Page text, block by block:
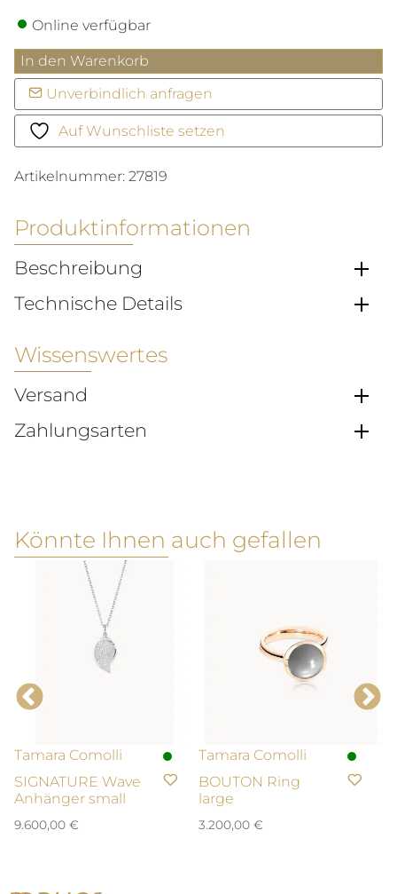
Online verfügbar
Belcher
Kette
Menge
In den Warenkorb
Unverbindlich anfragen
Auf Wunschliste setzen
Artikelnummer: 27819
Produktinformationen
Beschreibung
Technische Details
Wissenswertes
Versand
Zahlungsarten
Könnte Ihnen auch gefallen
Tamara Comolli
SIGNATURE Wave
Anhänger small
9.600,00 €
Tamara Comolli
BOUTON Ring
large
3.200,00 €